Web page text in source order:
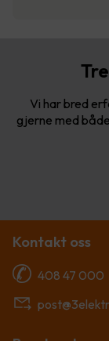
Vi har bred
gjerne med
Kontakt oss
408 47 000